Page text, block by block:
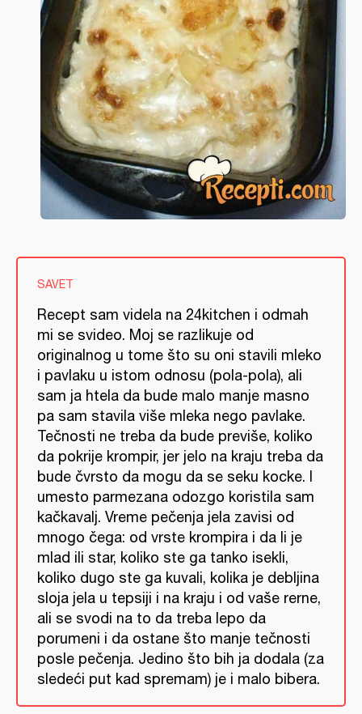
SAVET
Recept sam videla na 24kitchen i odmah
mi se svideo. Moj se razlikuje od
originalnog u tome što su oni stavili mleko
i pavlaku u istom odnosu (pola-pola), ali
sam ja htela da bude malo manje masno
pa sam stavila više mleka nego pavlake.
Tečnosti ne treba da bude previše, koliko
da pokrije krompir, jer jelo na kraju treba da
bude čvrsto da mogu da se seku kocke. I
umesto parmezana odozgo koristila sam
kačkavalj. Vreme pečenja jela zavisi od
mnogo čega: od vrste krompira i da li je
mlad ili star, koliko ste ga tanko isekli,
koliko dugo ste ga kuvali, kolika je debljina
sloja jela u tepsiji i na kraju i od vaše rerne,
ali se svodi na to da treba lepo da
porumeni i da ostane što manje tečnosti
posle pečenja. Jedino što bih ja dodala (za
sledeći put kad spremam) je i malo bibera.